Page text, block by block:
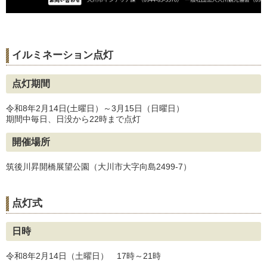
イルミネーション点灯
点灯期間
令和8年2月14日(土曜日）～3月15日（日曜日）
期間中毎日、日没から22時まで点灯
開催場所
筑後川昇開橋展望公園（大川市大字向島2499-7）
点灯式
日時
令和8年2月14日（土曜日） 17時～21時